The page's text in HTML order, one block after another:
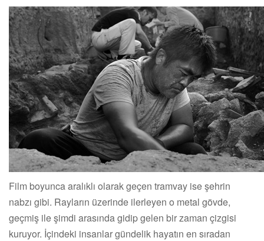
Film boyunca aralıklı olarak geçen tramvay ise şehrin
nabzı gibi. Rayların üzerinde ilerleyen o metal gövde,
geçmiş ile şimdi arasında gidip gelen bir zaman çizgisi
kuruyor. İçindeki insanlar gündelik hayatın en sıradan